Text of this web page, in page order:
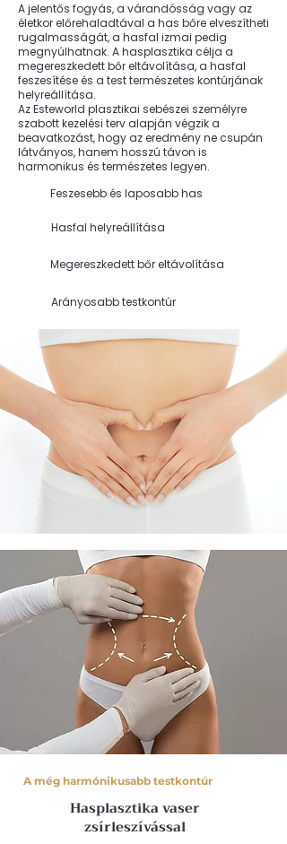
A jelentős fogyás, a várandósság vagy az
életkor előrehaladtával a has bőre elveszítheti
rugalmasságát, a hasfal izmai pedig
megnyúlhatnak. A hasplasztika célja a
megereszkedett bőr eltávolítása, a hasfal
feszesítése és a test természetes kontúrjának
helyreállítása.
Az Esteworld plasztikai sebészei személyre
szabott kezelési terv alapján végzik a
beavatkozást, hogy az eredmény ne csupán
látványos, hanem hosszú távon is
harmonikus és természetes legyen.
Feszesebb és laposabb has
Hasfal helyreállítása
Megereszkedett bőr eltávolítása
Arányosabb testkontúr
A még harmónikusabb testkontúr
Hasplasztika vaser
zsírleszívással